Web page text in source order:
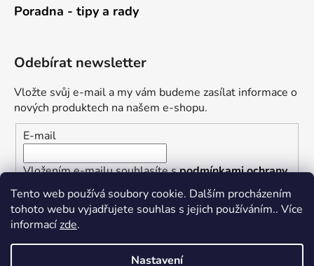
Tento web používá soubory cookie. Dalším procházením
tohoto webu vyjadřujete souhlas s jejich používáním.. Více
informacízde.
Nastavení
Poradna - tipy a rady
Odebírat newsletter
Vložte svůj e-mail a my vám budeme zasílat informace o
nových produktech na našem e-shopu.
E-mail
Vložením e-mailu souhlasíte spodmínkami ochrany
osobních údajů
PŘIHLÁSIT SE